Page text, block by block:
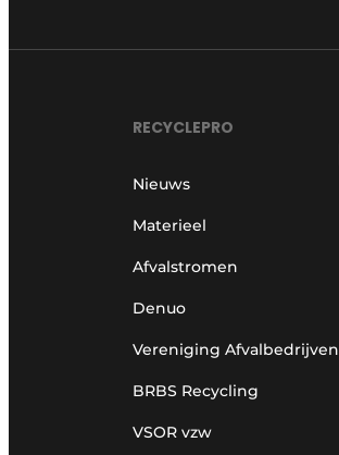
RECYCLEPRO
Nieuws
Materieel
Afvalstromen
Denuo
Vereniging Afvalbedrijven
BRBS Recycling
VSOR vzw